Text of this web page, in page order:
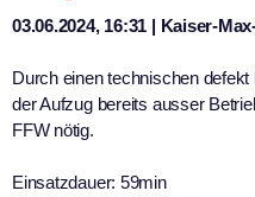
03.06.2024, 16:31 | Kaiser-
Durch einen technischen
der Aufzug bereits ausser
FFW nötig.
Einsatzdauer: 59min